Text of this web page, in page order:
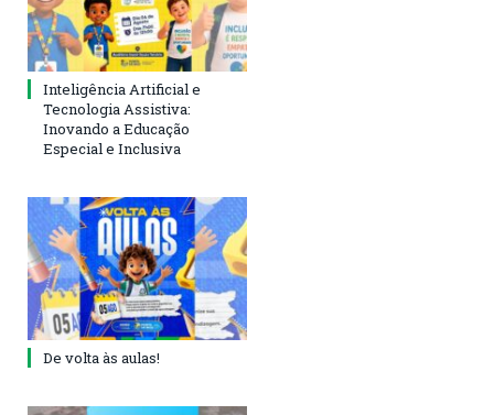
Inteligência Artificial e
Tecnologia Assistiva:
Inovando a Educação
Especial e Inclusiva
De volta às aulas!